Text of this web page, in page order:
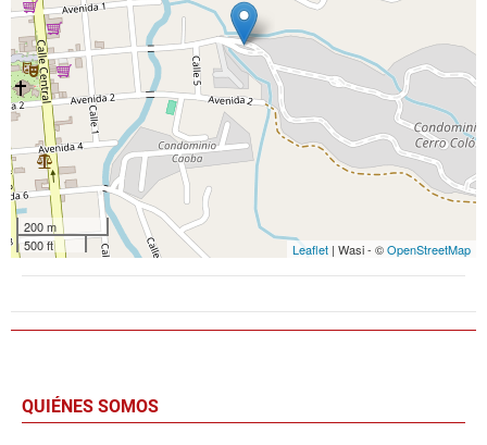
200 m
500 ft
Leaflet | Wasi - ©OpenStreetMap
QUIÉNES SOMOS